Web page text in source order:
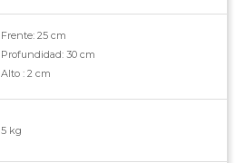
Frente: 25 cm
Profundidad: 30 cm
Alto : 2 cm
5 kg